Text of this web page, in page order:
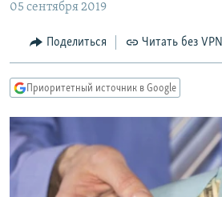
Вернутся
Вернутся
поиску
МНЕНИЯ
КУЛЬТУРА
КАВКАЗ.РЕАЛИИ
СЕВЕР.РЕАЛИИ
СИБИРЬ.РЕАЛИИ
РАСПИСАНИЕ ВЕЩАНИЯ
05 сентября 2019
Поделиться Читать без VPN
Приоритетный источник в Google